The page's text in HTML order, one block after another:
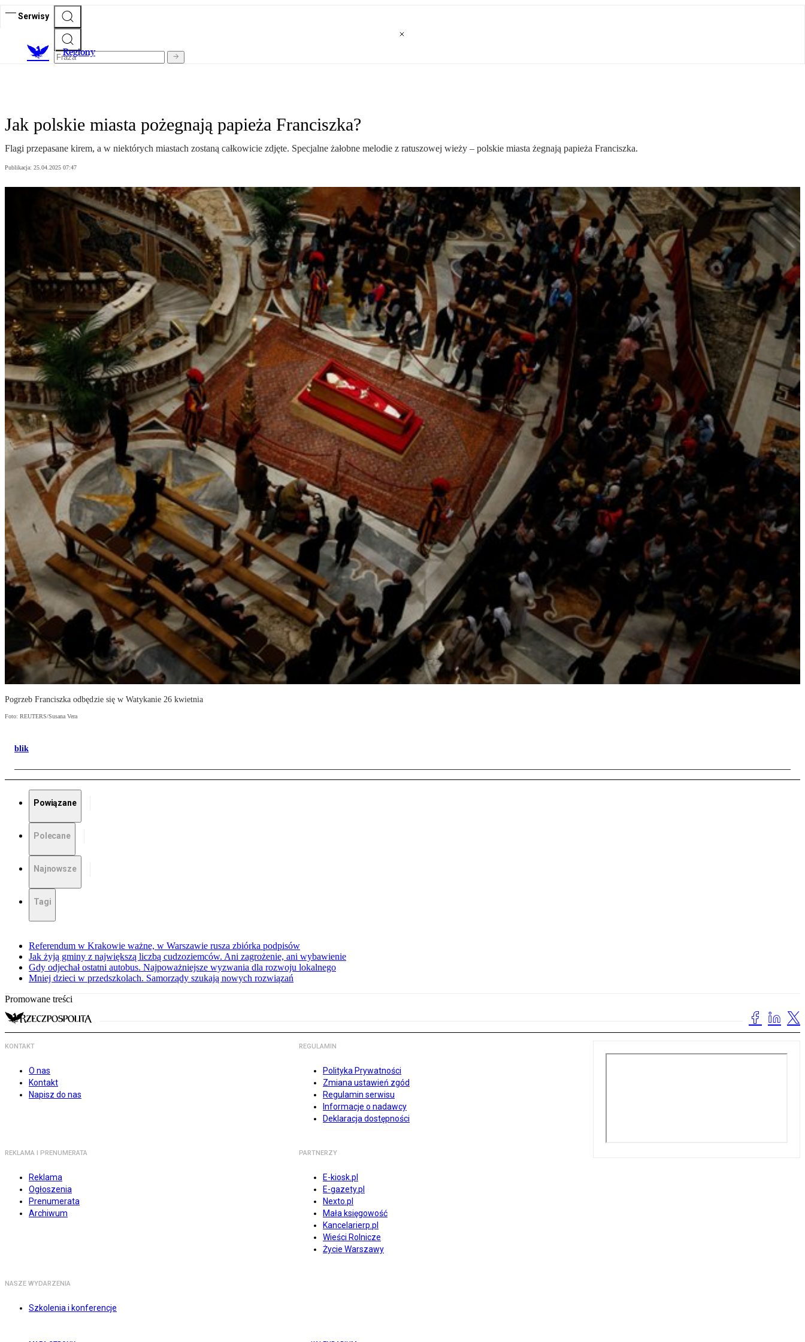
Serwisy
Regiony
Jak polskie miasta pożegnają papieża Franciszka?
Flagi przepasane kirem, a w niektórych miastach zostaną całkowicie zdjęte. Specjalne żałobne melodie z ratuszowej wieży – polskie miasta żegnają papieża Franciszka.
Publikacja: 25.04.2025 07:47
Pogrzeb Franciszka odbędzie się w Watykanie 26 kwietnia
Foto: REUTERS/Susana Vera
blik
Powiązane
Polecane
Najnowsze
Tagi
Referendum w Krakowie ważne, w Warszawie rusza zbiórka podpisów
Jak żyją gminy z największą liczbą cudzoziemców. Ani zagrożenie, ani wybawienie
Gdy odjechał ostatni autobus. Najpoważniejsze wyzwania dla rozwoju lokalnego
Mniej dzieci w przedszkolach. Samorządy szukają nowych rozwiązań
Promowane treści
KONTAKT
O nas
Kontakt
Napisz do nas
REGULAMIN
Polityka Prywatności
Zmiana ustawień zgód
Regulamin serwisu
Informacje o nadawcy
Deklaracja dostępności
REKLAMA I PRENUMERATA
Reklama
Ogłoszenia
Prenumerata
Archiwum
PARTNERZY
E-kiosk.pl
E-gazety.pl
Nexto.pl
Mała księgowość
Kancelarierp.pl
Wieści Rolnicze
Życie Warszawy
NASZE WYDARZENIA
Szkolenia i konferencje